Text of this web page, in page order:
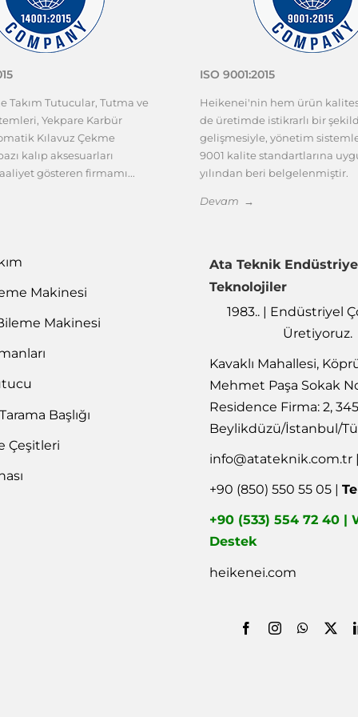
Takım Tutucular, Tutma ve
Yekpare Karbür
Kılavuz Çekme
kalıp aksesuarları
gösteren firmamı...
ISO 9001:2015
Heikenei'nin hem ürün
de üretimde istikrarlı bir
gelişmesiyle, yönetim
9001 kalite standartlarına
yılından beri belgelenmiştir.
Devam →
Makinesi
Makinesi
Başlığı
Çeşitleri
Ata Teknik
Teknolojiler
1983.. | Endüstriyel
Üretiyoruz.
Kavaklı Mahallesi,
Mehmet Paşa Sokak
Residence Firma: 2,
Beylikdüzü/İstanbul/
info@atateknik.com.tr
+90 (850) 550 55 05 |
+90 (533) 554 72 40 |
Destek
heikenei.com